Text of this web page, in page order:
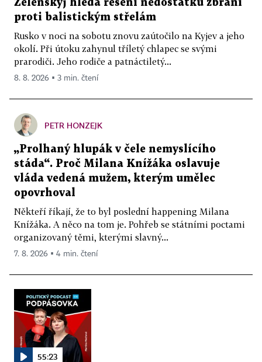
Zelenskyj hledá řešení nedostatku zbraní
proti balistickým střelám
Rusko v noci na sobotu znovu zaútočilo na Kyjev a jeho
okolí. Při útoku zahynul tříletý chlapec se svými
prarodiči. Jeho rodiče a patnáctiletý...
8. 8. 2026 ▪ 3 min. čtení
PETR HONZEJK
„Prolhaný hlupák v čele nemyslícího
stáda“. Proč Milana Knížáka oslavuje
vláda vedená mužem, kterým umělec
opovrhoval
Někteří říkají, že to byl poslední happening Milana
Knížáka. A něco na tom je. Pohřeb se státními poctami
organizovaný těmi, kterými slavný...
7. 8. 2026 ▪ 4 min. čtení
55:23